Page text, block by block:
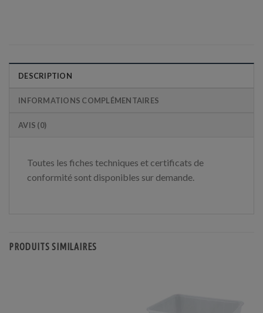
DESCRIPTION
INFORMATIONS COMPLÉMENTAIRES
AVIS (0)
Toutes les fiches techniques et certificats de
conformité sont disponibles sur demande.
PRODUITS SIMILAIRES